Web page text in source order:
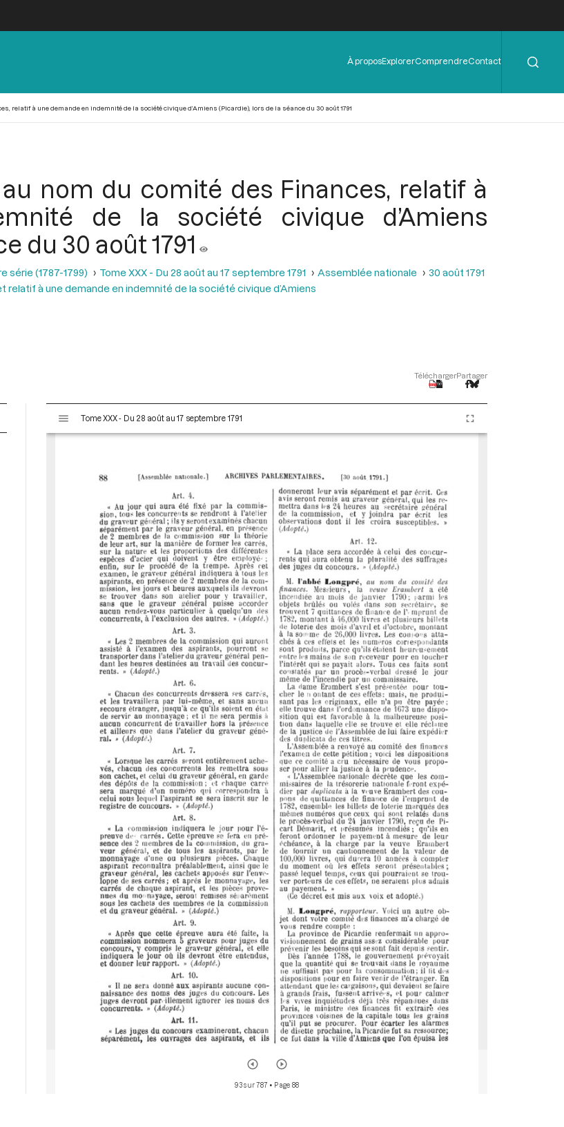
Menu
de
À proposExplorerComprendreContact
relatif à une demande en indemnité de la société civique d’Amiens (Picardie), lors de la séance du 30 août 1791
nom du comité des Finances, relatif à
de la société civique d’Amiens
du 30 août 1791
série (1787-1799) Tome XXX - Du 28 août au 17 septembre 1791 Assemblée nationale
30 août 1791
à une demande en indemnité de la société civique d’Amiens
TéléchargerPartager
s
Tome XXX - Du 28 août au 17 septembre 1791
93 sur 787 • Page 88